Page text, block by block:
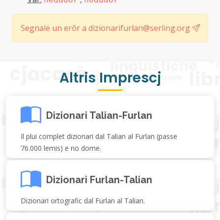
Segnale un erôr a dizionarifurlan@serling.org
Altris Imprescj
Dizionari Talian-Furlan
Il plui complet dizionari dal Talian al Furlan (passe
76.000 lemis) e no dome.
Dizionari Furlan-Talian
Dizionari ortografic dal Furlan al Talian.